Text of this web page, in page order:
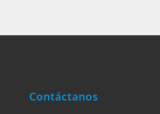
Contáctanos